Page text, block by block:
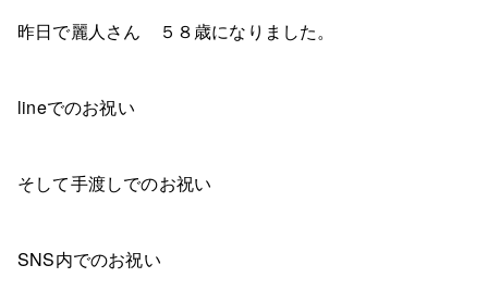
昨日で麗人さん ５８歳になりました。
lineでのお祝い
そして手渡しでのお祝い
SNS内でのお祝い